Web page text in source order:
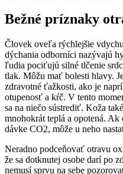
Bežné príznaky
Človek oveľa rýchlejšie
dýchania odborníci nazývajú
ľudia pociťujú silné tlčenie
tlak. Môžu mať bolesti hlavy.
zdravotné ťažkosti, ako je
otupenosť a kŕč. V tento
sa na niečo sústrediť. Koža
mnohokrát teplá a opotená.
dávke CO2, môže u neho
Neradno podceňovať otravu
že sa dotknutej osobe darí po
nemusí sprvu na sebe